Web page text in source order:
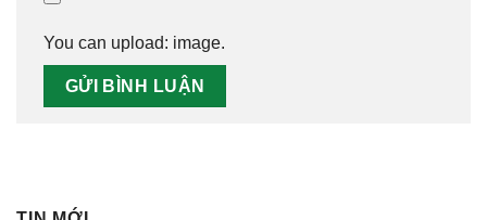
You can upload: image.